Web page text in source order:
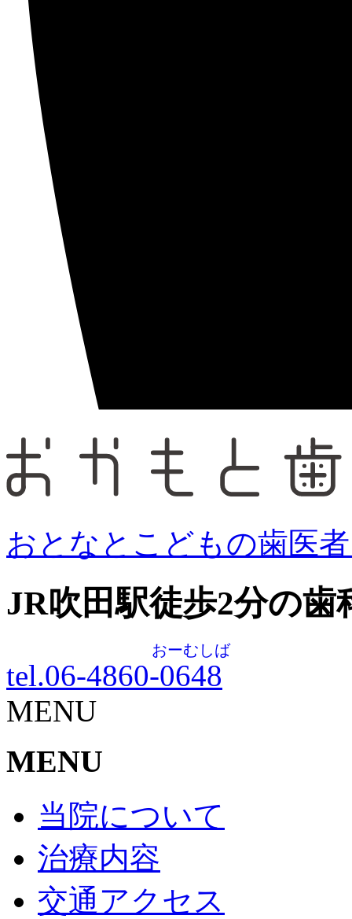
おとなとこどもの歯医
JR吹田駅徒歩2分の歯
tel.06-4860-0648
おーむしば
MENU
MENU
当院について
治療内容
交通アクセス